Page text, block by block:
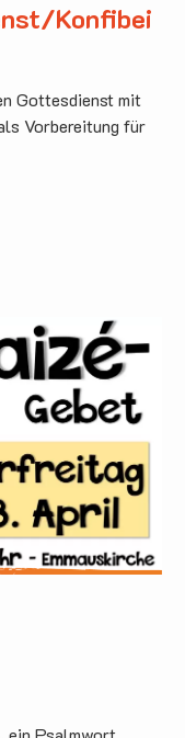
Konfibei
Gottesdienst mit
Vorbereitung für